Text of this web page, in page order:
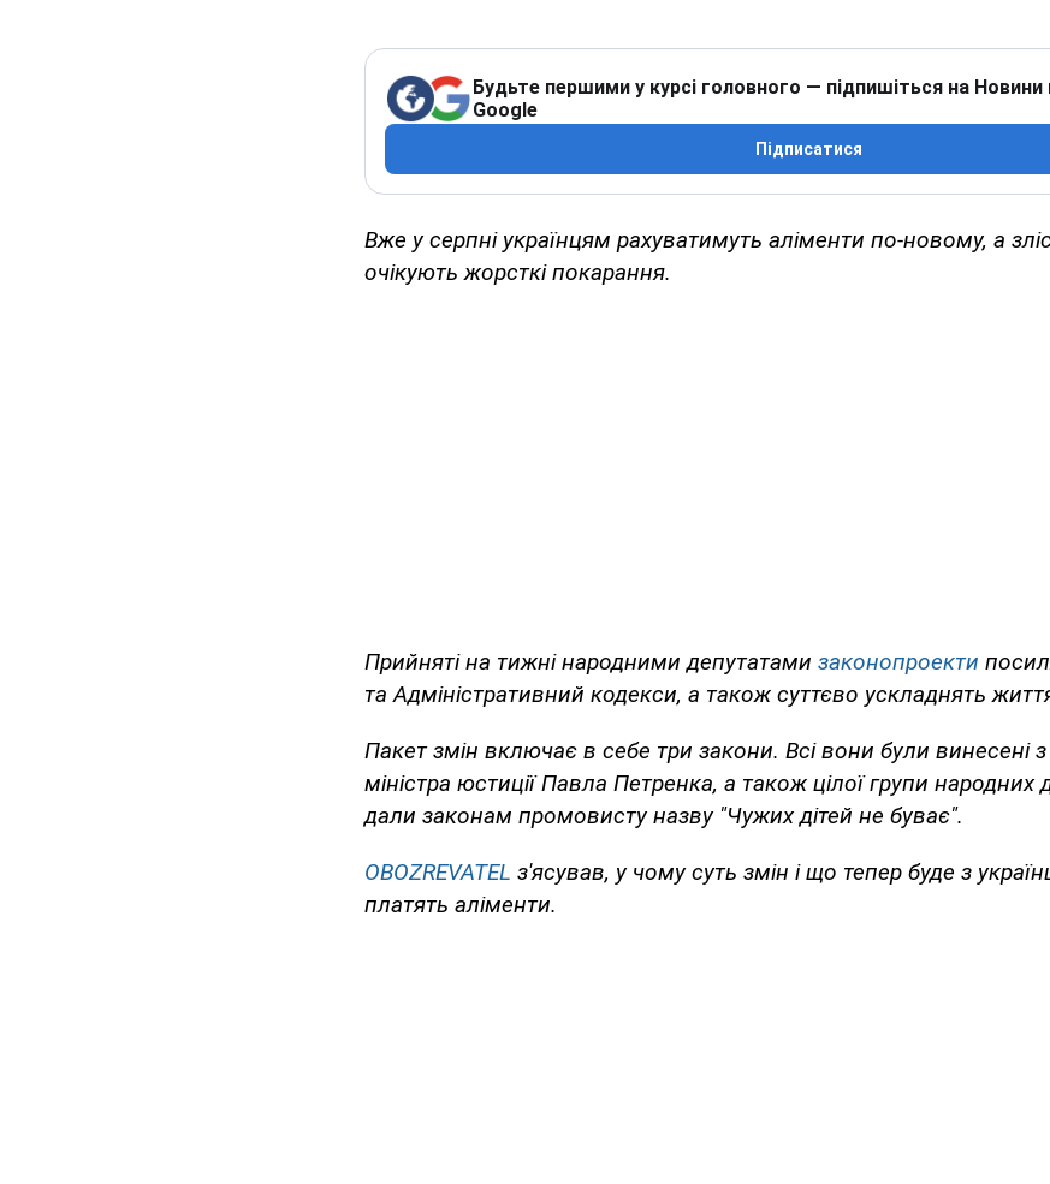
Будьте першими у курсі головного — підпишіться на Новини
Google
Підписатися
Вже у серпні українцям рахуватимуть аліменти по-новому, а
очікують жорсткі покарання.
Прийняті на тижні народними депутатами законопроекти
та Адміністративний кодекси, а також суттєво ускладнять
Пакет змін включає в себе три закони. Всі вони були винесені
міністра юстиції Павла Петренка, а також цілої групи народних
дали законам промовисту назву "Чужих дітей не буває".
OBOZREVATEL з'ясував, у чому суть змін і що тепер буде з
платять аліменти.